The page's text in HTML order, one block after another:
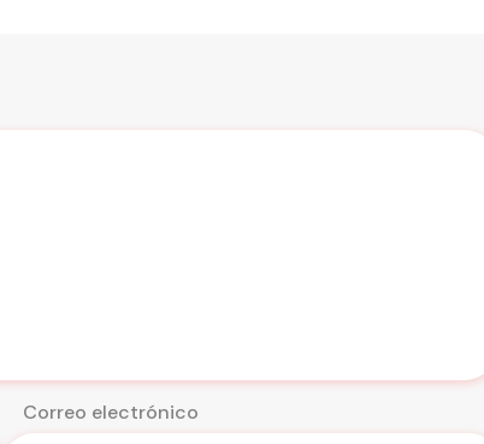
Correo electrónico